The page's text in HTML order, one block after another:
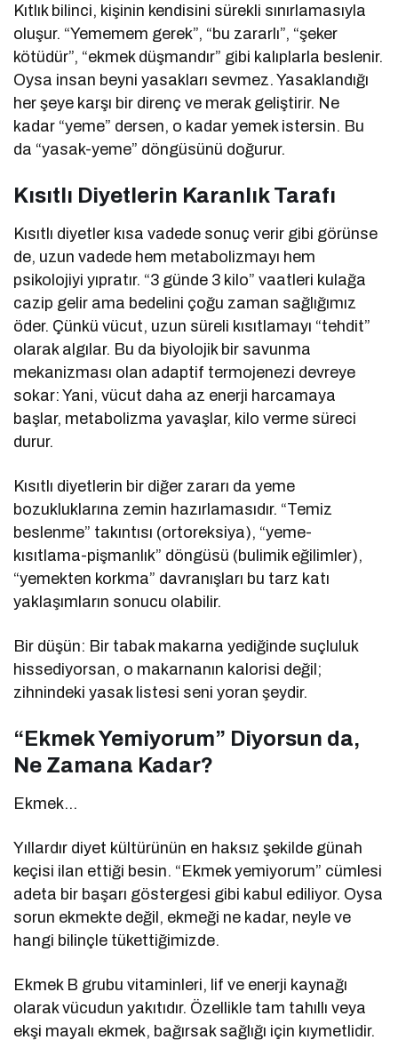
Kıtlık bilinci, kişinin kendisini sürekli sınırlamasıyla
oluşur. “Yememem gerek”, “bu zararlı”, “şeker
kötüdür”, “ekmek düşmandır” gibi kalıplarla beslenir.
Oysa insan beyni yasakları sevmez. Yasaklandığı
her şeye karşı bir direnç ve merak geliştirir. Ne
kadar “yeme” dersen, o kadar yemek istersin. Bu
da “yasak-yeme” döngüsünü doğurur.
Kısıtlı Diyetlerin Karanlık Tarafı
Kısıtlı diyetler kısa vadede sonuç verir gibi görünse
de, uzun vadede hem metabolizmayı hem
psikolojiyi yıpratır. “3 günde 3 kilo” vaatleri kulağa
cazip gelir ama bedelini çoğu zaman sağlığımız
öder. Çünkü vücut, uzun süreli kısıtlamayı “tehdit”
olarak algılar. Bu da biyolojik bir savunma
mekanizması olan adaptif termojenezi devreye
sokar: Yani, vücut daha az enerji harcamaya
başlar, metabolizma yavaşlar, kilo verme süreci
durur.
Kısıtlı diyetlerin bir diğer zararı da yeme
bozukluklarına zemin hazırlamasıdır. “Temiz
beslenme” takıntısı (ortoreksiya), “yeme-
kısıtlama-pişmanlık” döngüsü (bulimik eğilimler),
“yemekten korkma” davranışları bu tarz katı
yaklaşımların sonucu olabilir.
Bir düşün: Bir tabak makarna yediğinde suçluluk
hissediyorsan, o makarnanın kalorisi değil;
zihnindeki yasak listesi seni yoran şeydir.
“Ekmek Yemiyorum” Diyorsun da,
Ne Zamana Kadar?
Ekmek…
Yıllardır diyet kültürünün en haksız şekilde günah
keçisi ilan ettiği besin. “Ekmek yemiyorum” cümlesi
adeta bir başarı göstergesi gibi kabul ediliyor. Oysa
sorun ekmekte değil, ekmeği ne kadar, neyle ve
hangi bilinçle tükettiğimizde.
Ekmek B grubu vitaminleri, lif ve enerji kaynağı
olarak vücudun yakıtıdır. Özellikle tam tahıllı veya
ekşi mayalı ekmek, bağırsak sağlığı için kıymetlidir.